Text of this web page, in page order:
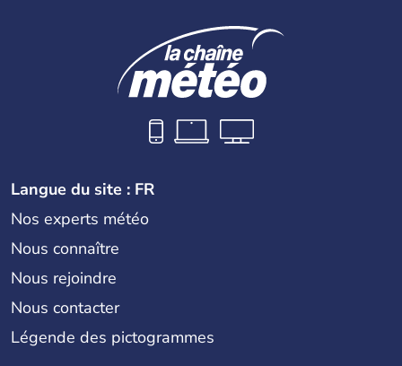
territoire de la ville de Québec, le Canada passe ensuite
sous le contrôle des Britanniques. L'indépendance du
pays a été obtenue au cours d'un long processus qui s'est
étalé de 1867 à 1982. Le peuple autochtone des Inuits,
aujourd'hui appelé Eskimos, n'est découvert qu'au début
du XXème siècle lors d'une expédition dans le Grand
Langue du site : FR
Nos experts météo
Nous connaître
Nous rejoindre
Nous contacter
Légende des pictogrammes